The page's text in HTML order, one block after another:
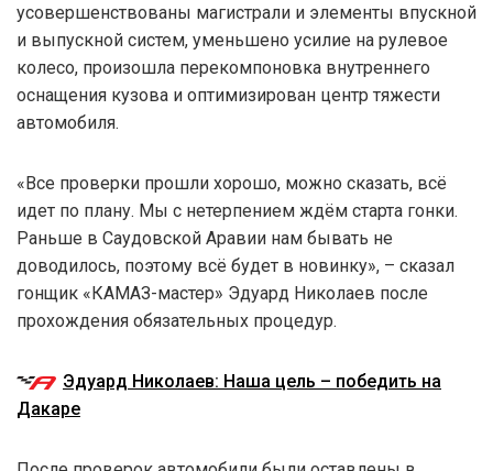
усовершенствованы магистрали и элементы впускной
и выпускной систем, уменьшено усилие на рулевое
колесо, произошла перекомпоновка внутреннего
оснащения кузова и оптимизирован центр тяжести
автомобиля.
«Все проверки прошли хорошо, можно сказать, всё
идет по плану. Мы с нетерпением ждём старта гонки.
Раньше в Саудовской Аравии нам бывать не
доводилось, поэтому всё будет в новинку», – сказал
гонщик «КАМАЗ-мастер» Эдуард Николаев после
прохождения обязательных процедур.
Эдуард Николаев: Наша цель – победить на
Дакаре